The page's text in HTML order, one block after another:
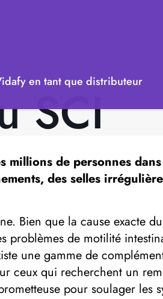
en tant que distributeur
SCI
de personnes
des selles
Bien que la cause exacte
problèmes de motilité
une gamme de
ceux qui recherchent un
pour soulager les